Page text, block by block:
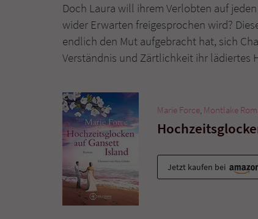
Doch Laura will ihrem Verlobten auf
wider Erwarten freigesprochen wird?
endlich den Mut aufgebracht hat, sich
Verständnis und Zärtlichkeit ihr lädiertes
Marie Force, Montlake
Jetzt kaufen bei